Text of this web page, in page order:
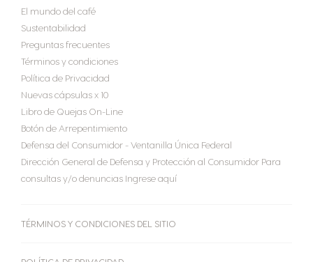
El mundo del café
Sustentabilidad
Preguntas frecuentes
Términos y condiciones
Política de Privacidad
Nuevas cápsulas x 10
Libro de Quejas On-Line
Botón de Arrepentimiento
Defensa del Consumidor - Ventanilla Única Federal
Dirección General de Defensa y Protección al Consumidor Para
consultas y/o denuncias Ingrese aquí
TÉRMINOS Y CONDICIONES DEL SITIO